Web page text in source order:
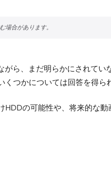
ら、まだ明らかにされてい
つかについては回答を得ら
の可能性や、将来的な